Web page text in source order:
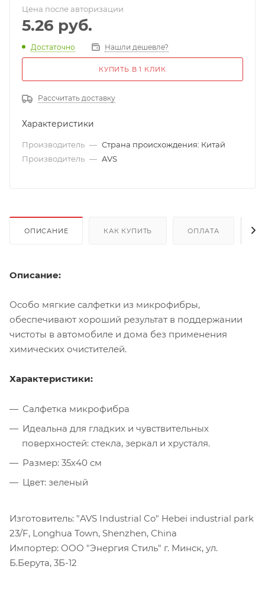
Цена после авторизации
5.26 руб.
Достаточно Нашли дешевле?
КУПИТЬ В 1 КЛИК
Рассчитать доставку
Характеристики
Производитель — Страна происхождения: Китай
Производитель — AVS
ОПИСАНИЕ КАК КУПИТЬ ОПЛАТА
Описание:
Особо мягкие салфетки из микрофибры,
обеспечивают хороший результат в поддержании
чистоты в автомобиле и дома без применения
химических очистителей.
Характеристики:
Салфетка микрофибра
Идеальна для гладких и чувствительных
поверхностей: стекла, зеркал и хрусталя.
Размер: 35х40 см
Цвет: зеленый
Изготовитель: "AVS Industrial Co" Hebei industrial park
23/F, Longhua Town, Shenzhen, China
Импортер: ООО "Энергия Стиль" г. Минск, ул.
Б.Берута, 3Б-12